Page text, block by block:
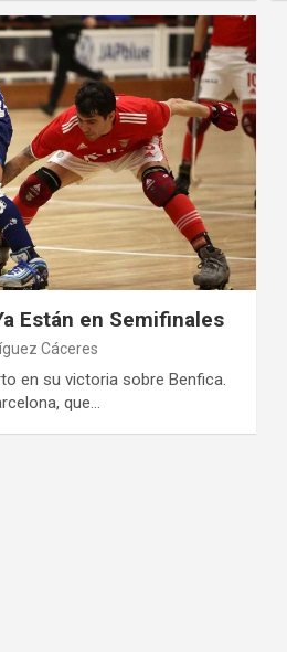
Están en Semifinales
Cáceres
en su victoria sobre Benfica.
que…